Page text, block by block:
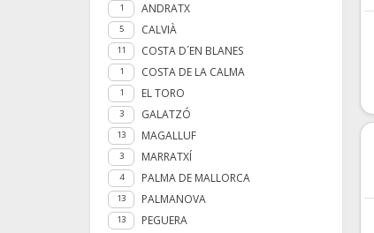
1 ANDRATX
5 CALVIÀ
11 COSTA D´EN BLANES
1 COSTA DE LA CALMA
1 EL TORO
3 GALATZÓ
13 MAGALLUF
3 MARRATXÍ
4 PALMA DE MALLORCA
13 PALMANOVA
13 PEGUERA